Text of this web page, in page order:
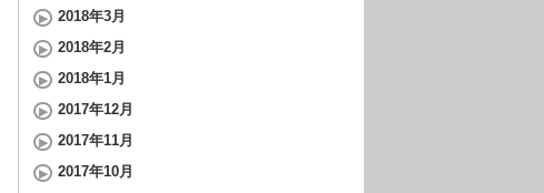
2018年3月
2018年2月
2018年1月
2017年12月
2017年11月
2017年10月